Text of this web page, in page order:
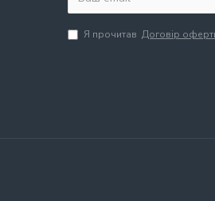
Я прочитав Договір